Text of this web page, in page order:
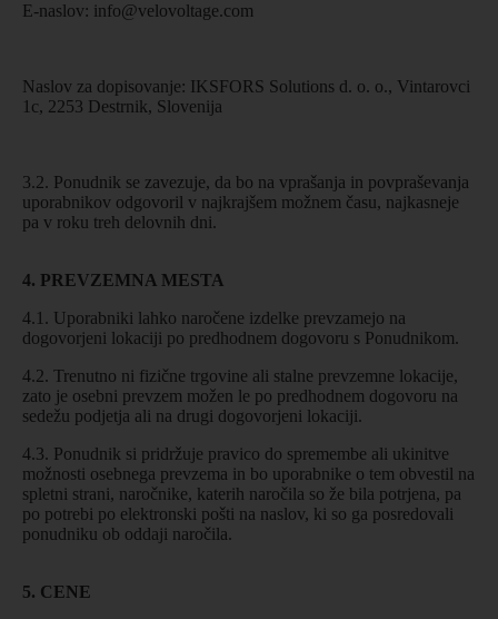
E-naslov: info@velovoltage.com
Naslov za dopisovanje: IKSFORS Solutions d. o. o., Vintarovci
1c, 2253 Destrnik, Slovenija
3.2. Ponudnik se zavezuje, da bo na vprašanja in povpraševanja
uporabnikov odgovoril v najkrajšem možnem času, najkasneje
pa v roku treh delovnih dni.
4. PREVZEMNA MESTA
4.1. Uporabniki lahko naročene izdelke prevzamejo na
dogovorjeni lokaciji po predhodnem dogovoru s Ponudnikom.
4.2. Trenutno ni fizične trgovine ali stalne prevzemne lokacije,
zato je osebni prevzem možen le po predhodnem dogovoru na
sedežu podjetja ali na drugi dogovorjeni lokaciji.
4.3. Ponudnik si pridržuje pravico do spremembe ali ukinitve
možnosti osebnega prevzema in bo uporabnike o tem obvestil na
spletni strani, naročnike, katerih naročila so že bila potrjena, pa
po potrebi po elektronski pošti na naslov, ki so ga posredovali
ponudniku ob oddaji naročila.
5. CENE